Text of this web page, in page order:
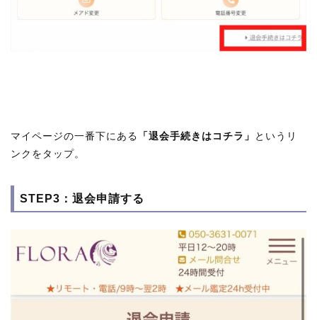
マイページの一番下にある 「退会手続きはコチラ」
というリ
ンクをタップ。
STEP3：退会申請する